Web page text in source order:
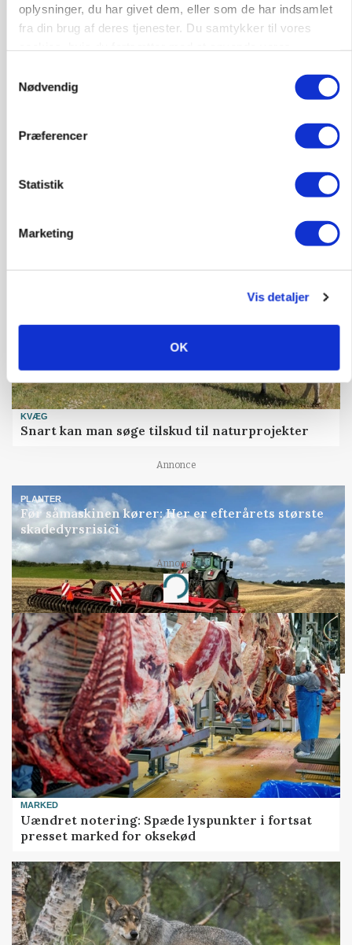
oplysninger, du har givet dem, eller som de har indsamlet
fra din brug af deres tjenester. Du samtykker til vores
Nødvendig
Præferencer
Statistik
Marketing
Vis detaljer
OK
»Nu stopper I«: Landbrugsdebattør og
KVÆG
Snart kan man søge tilskud til naturprojekter
Annonce
PLANTER
Før såmaskinen kører: Her er efterårets største
skadedyrsrisici
Annonce
Loading...
MARKED
Uændret notering: Spæde lyspunkter i fortsat
presset marked for oksekød